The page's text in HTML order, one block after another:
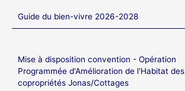
Guide du bien-vivre 2026-2028
Mise à disposition convention - Opération
Programmée d'Amélioration de l'Habitat des
copropriétés Jonas/Cottages